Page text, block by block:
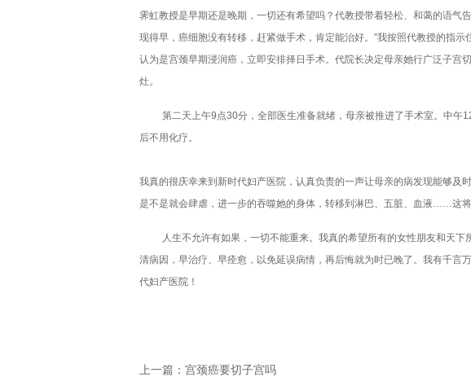
霁虹教授是早期还是晚期，一切还有希望吗？代教授带着轻松、和蔼的语气
现得早，癌细胞没有转移，赶紧做手术，肯定能治好。”我按照代教授的指
认为是宫颈早期浸润癌，立即安排择日手术。代院长决定母亲她行广泛子宫
灶。
第二天上午9点30分，全部医生准备就绪，母亲被推进了手术室。中午
后不用化疗。
我真的很庆幸来到新时代妇产医院，认真负责的一声让母亲的病发现能够及
是不是就会肆虐，进一步的吞噬她的身体，转移到淋巴、五脏、血液……这将
人生不允许有如果，一切不能重来。我真的希望所有的女性朋友和天
清病因，早治疗、早痊愈，以免延误病情，再后悔就为时已晚了。我有千言
代妇产医院！
上一篇： 宫颈癌要切子宫吗